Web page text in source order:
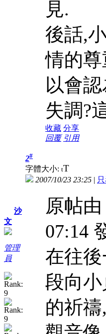
見.
後話,
情的
以會
失調?
收藏 分享
回覆 引用
沙
文
管理
員
2#
字體大小: tT
2007/10/23 23:25 |
原帖由
07:14
在往
段向
的祈